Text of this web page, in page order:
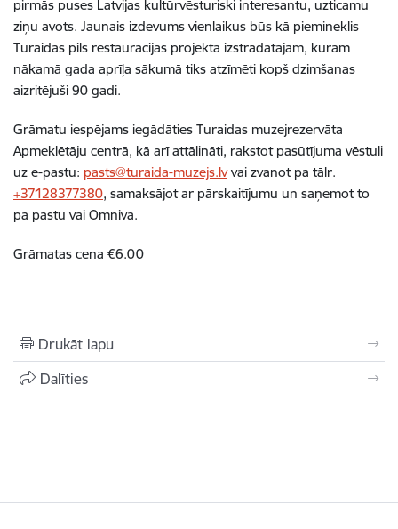
pirmās puses Latvijas kultūrvēsturiski interesantu, uzticamu
ziņu avots. Jaunais izdevums vienlaikus būs kā piemineklis
Turaidas pils restaurācijas projekta izstrādātājam, kuram
nākamā gada aprīļa sākumā tiks atzīmēti kopš dzimšanas
aizritējuši 90 gadi.
Grāmatu iespējams iegādāties Turaidas muzejrezervāta
Apmeklētāju centrā, kā arī attālināti, rakstot pasūtījuma vēstuli
uz e-pastu: pasts@turaida-muzejs.lvvai zvanot pa tālr.
+37128377380, samaksājot ar pārskaitījumu un saņemot to
pa pastu vai Omniva.
Grāmatas cena €6.00
Drukāt lapu
Dalīties